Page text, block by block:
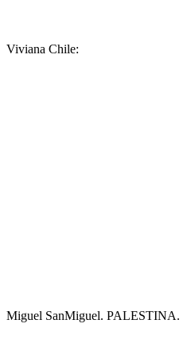
Viviana Chile:
Miguel SanMiguel. PALESTINA.